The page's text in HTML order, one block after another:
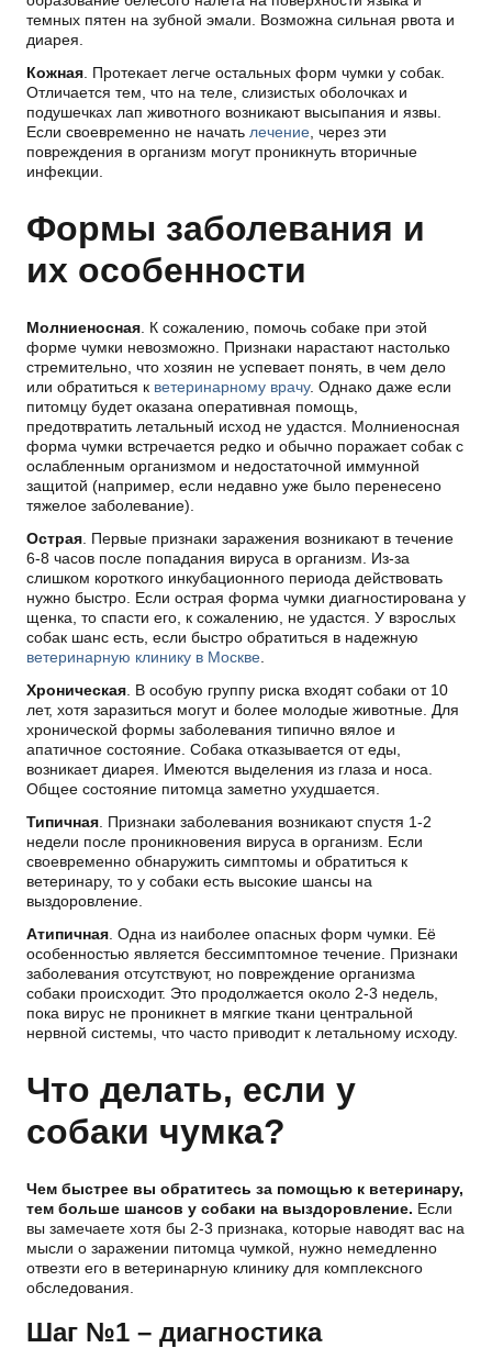
темных пятен на зубной эмали. Возможна сильная рвота и
диарея.
Кожная . Протекает легче остальных форм чумки у собак.
Отличается тем, что на теле, слизистых оболочках и
подушечках лап животного возникают высыпания и язвы.
Если своевременно не начать лечение , через эти
повреждения в организм могут проникнуть вторичные
инфекции.
Формы заболевания и
их особенности
Молниеносная . К сожалению, помочь собаке при этой
форме чумки невозможно. Признаки нарастают настолько
стремительно, что хозяин не успевает понять, в чем дело
или обратиться к ветеринарному врачу. Однако даже если
питомцу будет оказана оперативная помощь,
предотвратить летальный исход не удастся. Молниеносная
форма чумки встречается редко и обычно поражает собак с
ослабленным организмом и недостаточной иммунной
защитой (например, если недавно уже было перенесено
тяжелое заболевание).
Острая . Первые признаки заражения возникают в течение
6-8 часов после попадания вируса в организм. Из-за
слишком короткого инкубационного периода действовать
нужно быстро. Если острая форма чумки диагностирована у
щенка, то спасти его, к сожалению, не удастся. У взрослых
собак шанс есть, если быстро обратиться в надежную
ветеринарную клинику в Москве
Хроническая . В особую группу риска входят собаки от 10
лет, хотя заразиться могут и более молодые животные. Для
хронической формы заболевания типично вялое и
апатичное состояние. Собака отказывается от еды,
возникает диарея. Имеются выделения из глаза и носа.
Общее состояние питомца заметно ухудшается.
Типичная . Признаки заболевания возникают спустя 1-2
недели после проникновения вируса в организм. Если
своевременно обнаружить симптомы и обратиться к
ветеринару, то у собаки есть высокие шансы на
выздоровление.
Атипичная . Одна из наиболее опасных форм чумки. Её
особенностью является бессимптомное течение. Признаки
заболевания отсутствуют, но повреждение организма
собаки происходит. Это продолжается около 2-3 недель,
пока вирус не проникнет в мягкие ткани центральной
нервной системы, что часто приводит к летальному исходу.
Что делать, если у
собаки чумка?
Чем быстрее вы обратитесь за помощью к ветеринару,
тем больше шансов у собаки на выздоровление. Если
вы замечаете хотя бы 2-3 признака, которые наводят вас на
мысли о заражении питомца чумкой, нужно немедленно
отвезти его в ветеринарную клинику для комплексного
обследования.
Шаг №1 – диагностика